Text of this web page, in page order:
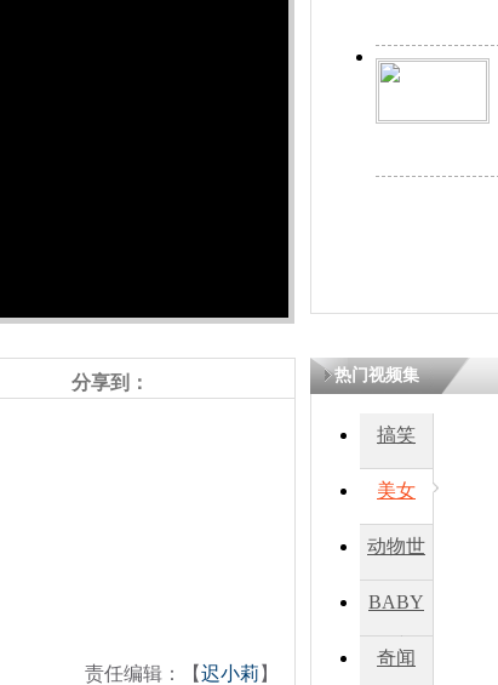
分享到：
责任编辑：【迟小莉 】
热门视频集
搞笑
美女
动物世
BABY
秀
奇闻